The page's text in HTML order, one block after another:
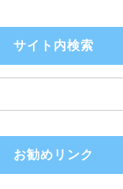
サイト内検索
お勧めリンク